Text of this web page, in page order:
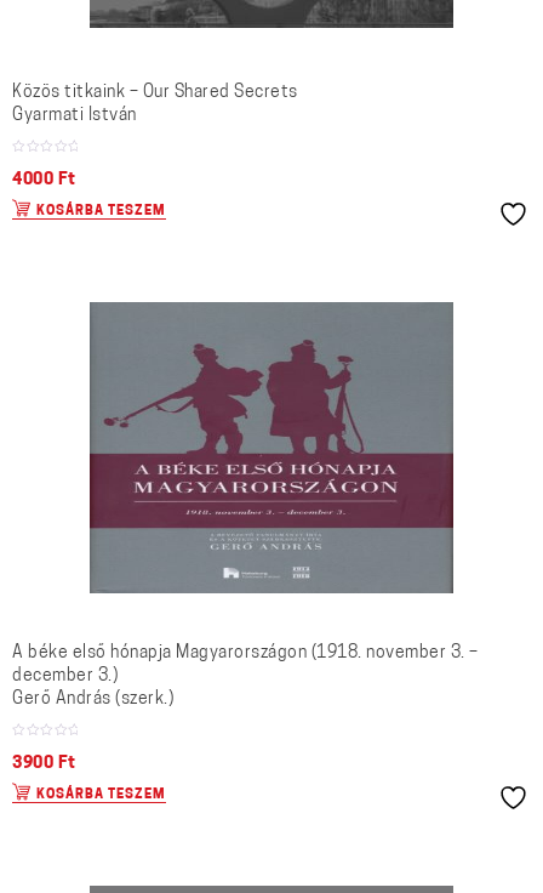
Közös titkaink – Our Shared Secrets
Gyarmati István
4000 Ft
KOSÁRBA TESZEM
A béke első hónapja Magyarországon (1918. november 3. –
december 3.)
Gerő András (szerk.)
3900 Ft
KOSÁRBA TESZEM